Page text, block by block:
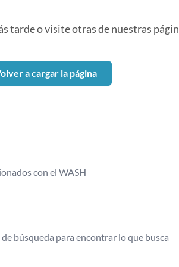
tarde o visite otras de nuestras
a cargar la página
con el WASH
búsqueda para encontrar lo que busca